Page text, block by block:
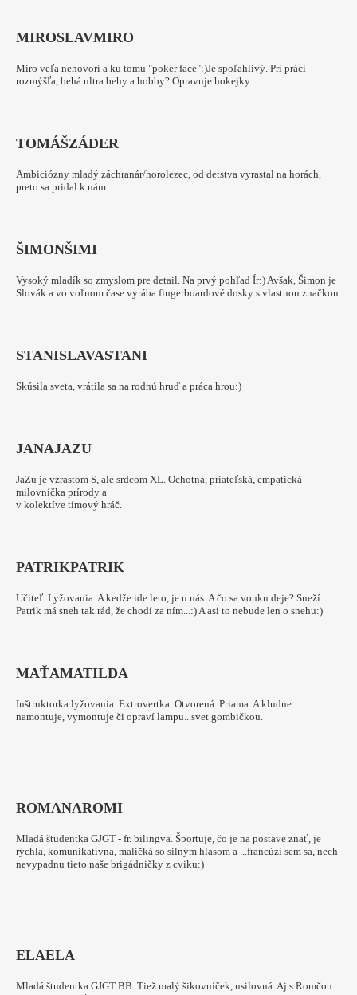
MIROSLAVMIRO
Miro veľa nehovorí a ku tomu "poker face":)Je spoľahlivý. Pri práci
rozmýšľa, behá ultra behy a hobby? Opravuje hokejky.
TOMÁŠZÁDER
Ambiciózny mladý záchranár/horolezec, od detstva vyrastal na horách,
preto sa pridal k nám.
ŠIMONŠIMI
Vysoký mladík so zmyslom pre detail. Na prvý pohľad Ír:) Avšak, Šimon je
Slovák a vo voľnom čase vyrába fingerboardové dosky s vlastnou značkou.
STANISLAVASTANI
Skúsila sveta, vrátila sa na rodnú hruď a práca hrou:)
JANAJAZU
JaZu je vzrastom S, ale srdcom XL. Ochotná, priateľská, empatická
milovníčka prírody a
v kolektíve tímový hráč.
PATRIKPATRIK
Učiteľ. Lyžovania. A kedže ide leto, je u nás. A čo sa vonku deje? Sneží.
Patrik má sneh tak rád, že chodí za ním...:) A asi to nebude len o snehu:)
MAŤAMATILDA
Inštruktorka lyžovania. Extrovertka. Otvorená. Priama. A kludne
namontuje, vymontuje či opraví lampu...svet gombičkou.
ROMANAROMI
Mladá študentka GJGT - fr. bilingva. Športuje, čo je na postave znať, je
rýchla, komunikatívna, maličká so silným hlasom a ...francúzi sem sa, nech
nevypadnu tieto naše brigádničky z cviku:)
ELAELA
Mladá študentka GJGT BB. Tiež malý šikovníček, usilovná. Aj s Romčou